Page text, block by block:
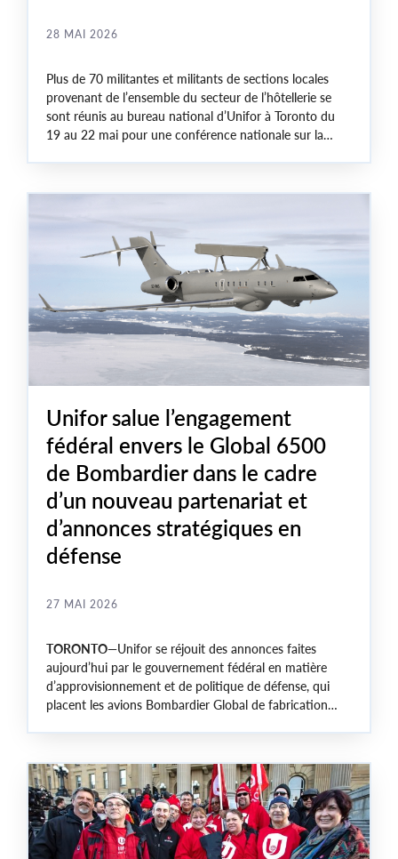
28 MAI 2026
Plus de 70 militantes et militants de sections locales
provenant de l’ensemble du secteur de l’hôtellerie se
sont réunis au bureau national d’Unifor à Toronto du
19 au 22 mai pour une conférence nationale sur la
que du syndicat national et des représentantes et
provinces afin de formuler la stratégie et les priorités
d’Unifor en matière de négociation dans le secteur de
l’hôtellerie partout au Canada.
Unifor salue l’engagement
fédéral envers le Global 6500
de Bombardier dans le cadre
d’un nouveau partenariat et
d’annonces stratégiques en
défense
27 MAI 2026
TORONTO—Unifor se réjouit des annonces faites
aujourd’hui par le gouvernement fédéral en matière
d’approvisionnement et de politique de défense, qui
placent les avions Bombardier Global de fabrication
Canada en matière de défense et d’industrie
aérospatiale.